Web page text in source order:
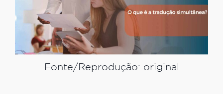
Fonte/Reprodução: original